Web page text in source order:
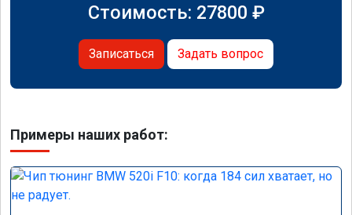
Стоимость: 27800 ₽
Записаться Задать вопрос
Примеры наших работ: